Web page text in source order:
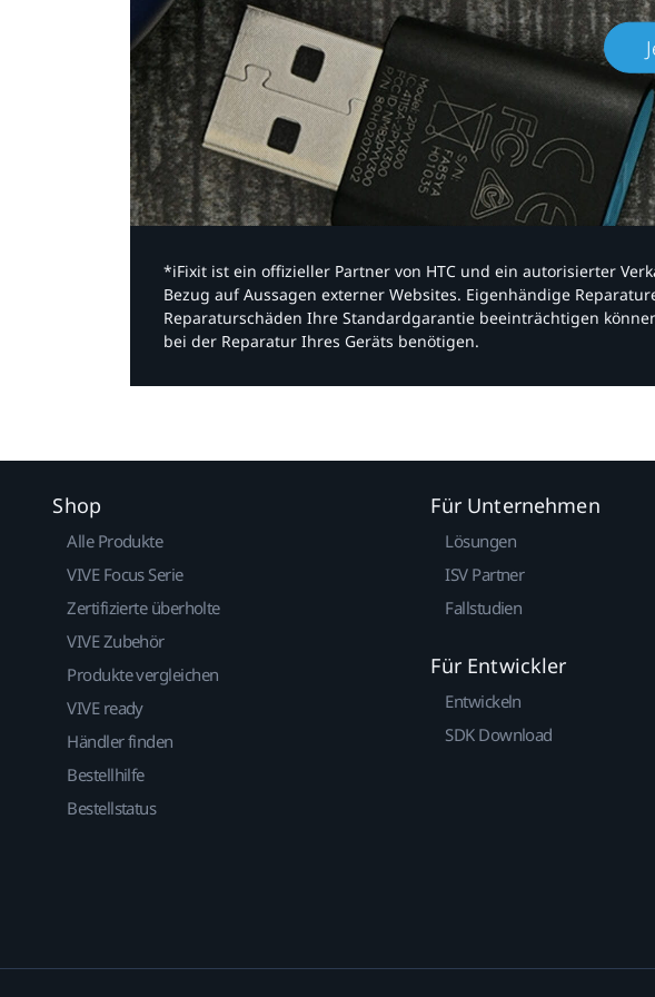
*iFixit ist ein offizieller Partner von HTC und ein autorisierter
Bezug auf Aussagen externer Websites. Eigenhändige
Reparaturschäden Ihre Standardgarantie beeinträchtigen
bei der Reparatur Ihres Geräts benötigen.​
Shop
Alle Produkte
VIVE Focus Serie
Zertifizierte überholte
VIVE Zubehör
Produkte vergleichen
VIVE ready
Händler finden
Bestellhilfe
Bestellstatus
Für Unternehmen
Lösungen
ISV Partner
Fallstudien
Für Entwickler
Entwickeln
SDK Download